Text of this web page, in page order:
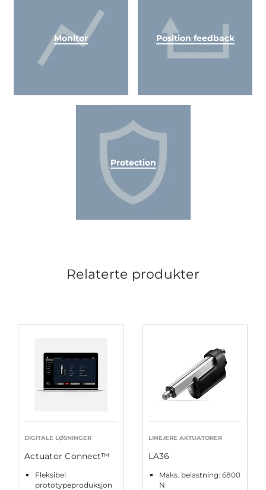
Monitor Position feedback
Protection
Relaterte produkter
DIGITALE LØSNINGER
Actuator Connect™
Fleksibel
prototypeproduksjon
LINEÆRE AKTUATORER
LA36
Maks. belastning: 6800
N